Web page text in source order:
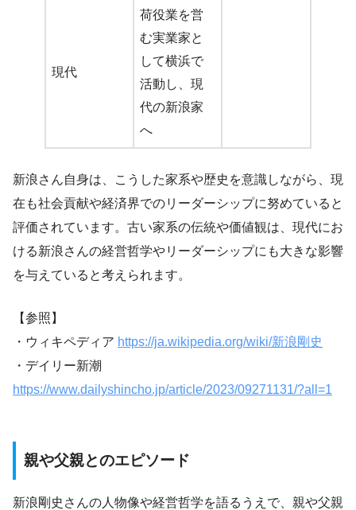
現代
荷役業を営
む実業家と
して横浜で
活動し、現
代の新浪家
へ
新浪さん自身は、こうした家系や歴史を意識しながら、現
在も社会貢献や経済界でのリーダーシップに努めていると
評価されています。古い家系の伝統や価値観は、現代にお
ける新浪さんの経営哲学やリーダーシップにも大きな影響
を与えていると考えられます。
【参照】
・ウィキペディア https://ja.wikipedia.org/wiki/新浪剛史
・デイリー新潮
https://www.dailyshincho.jp/article/2023/09271131/?all=1
親や父親とのエピソード
新浪剛史さんの人物像や経営哲学を語るうえで、親や父親